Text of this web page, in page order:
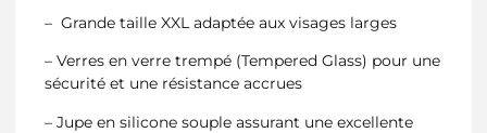
– Grande taille XXL adaptée aux visages larges
– Verres en verre trempé (Tempered Glass) pour une
sécurité et une résistance accrues
– Jupe en silicone souple assurant une excellente